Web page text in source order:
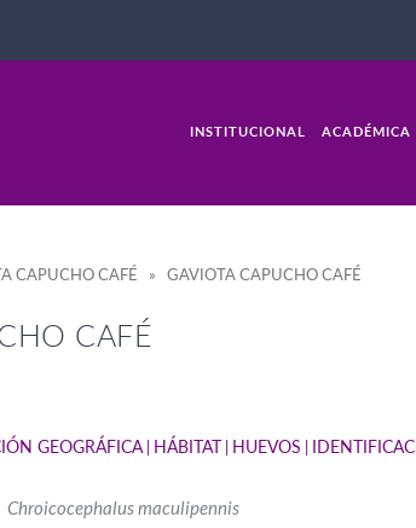
INSTITUCIONAL ACADÉMICA
CAPUCHO CAFÉ » GAVIOTA CAPUCHO CAFÉ
CAFÉ
GEOGRÁFICA HÁBITAT HUEVOS
Chroicocephalus maculipennis